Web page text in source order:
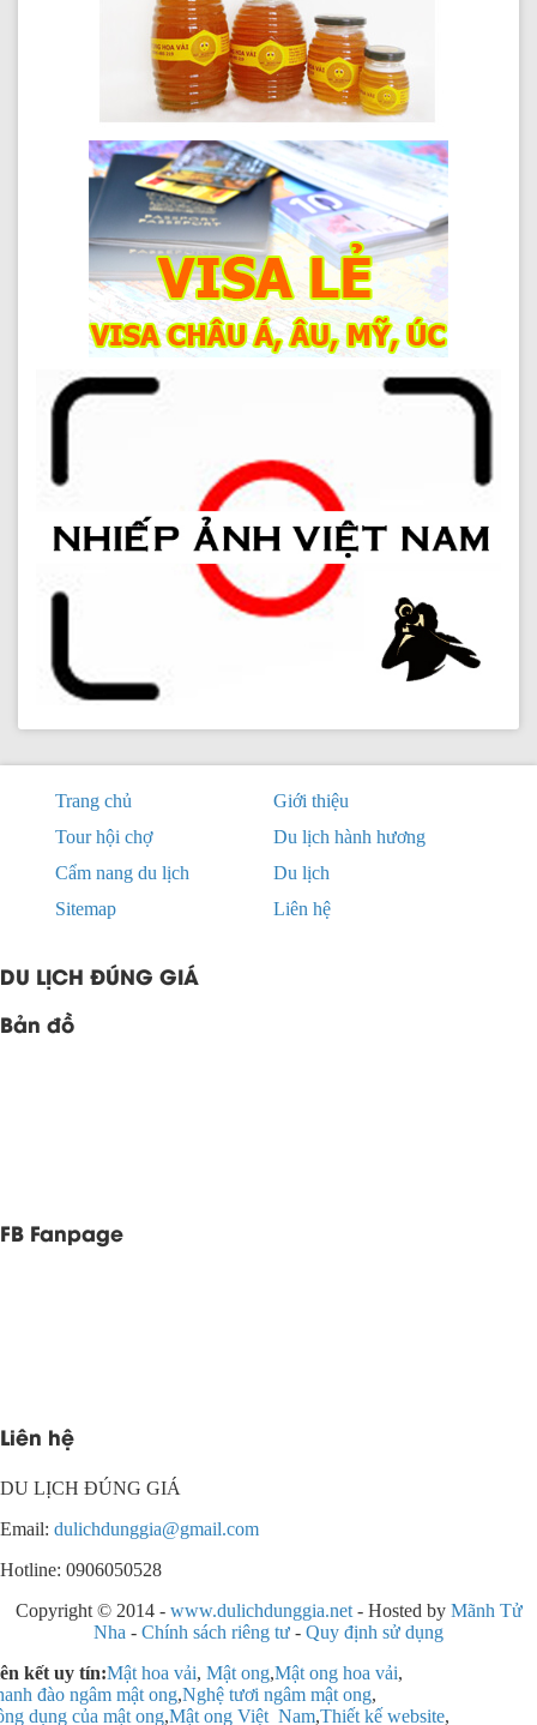
Trang chủ
Giới thiệu
Tour hội chợ
Du lịch hành hương
Cẩm nang du lịch
Du lịch
Sitemap
Liên hệ
DU LỊCH ĐÚNG GIÁ
Bản đồ
FB Fanpage
Liên hệ
DU LỊCH ĐÚNG GIÁ
Email: dulichdunggia@gmail.com
Hotline: 0906050528
Copyright © 2014 - www.dulichdunggia.net- Hosted by Mãnh Tử
Nha - Chính sách riêng tư - Quy định sử dụng
kết uy tín:Mật hoa vải, Mật ong,Mật ong hoa vải,
đào ngâm mật ong,Nghệ tươi ngâm mật ong,
dụng của mật ong,Mật ong Việt Nam,Thiết kế website,